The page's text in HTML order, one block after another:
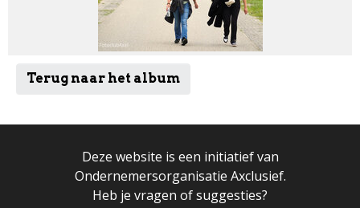
Terug naar het album
Deze website is een initiatief van
Ondernemersorganisatie Axclusief.
Heb je vragen of suggesties?